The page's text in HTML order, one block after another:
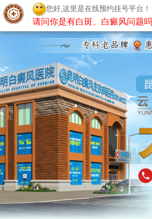
昆明白癜风
您好,这里是在线预约挂号平台！
请问你是有白斑、白癜风问题